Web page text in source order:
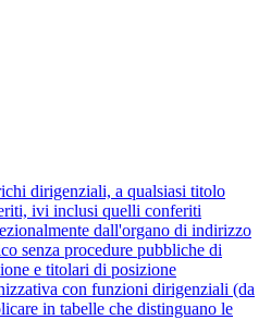
dirigenziali, a qualsiasi titolo
ivi inclusi quelli conferiti
dall'organo di indirizzo
senza procedure pubbliche di
e titolari di posizione
con funzioni dirigenziali (da
in tabelle che distinguano le